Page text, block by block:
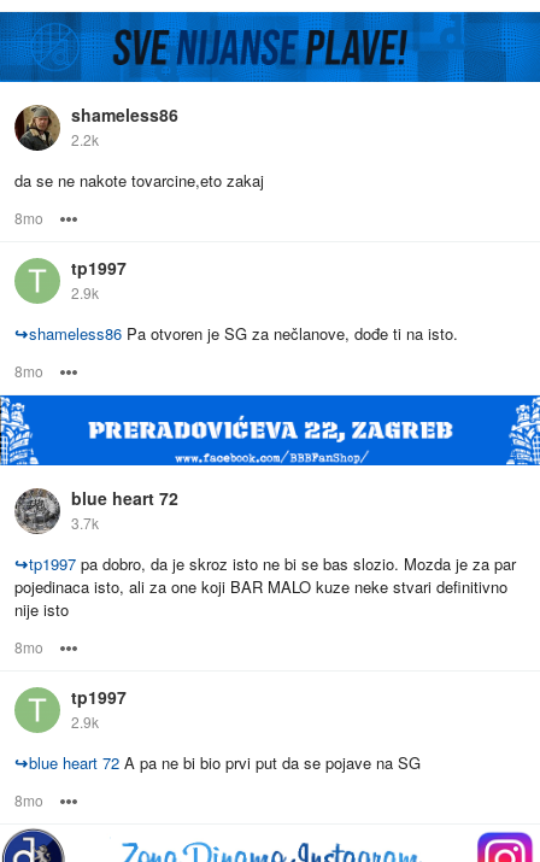
shameless86
2.2k
da se ne nakote tovarcine,eto zakaj
8mo
tp1997
2.9k
↪shameless86 Pa otvoren je SG za nečlanove, dođe ti na isto.
8mo
blue heart 72
3.7k
↪tp1997 pa dobro, da je skroz isto ne bi se bas slozio. Mozda je za par
pojedinaca isto, ali za one koji BAR MALO kuze neke stvari definitivno
nije isto
8mo
tp1997
2.9k
↪blue heart 72 A pa ne bi bio prvi put da se pojave na SG
8mo